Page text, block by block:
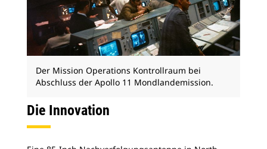
Der Mission Operations Kontrollraum bei
Abschluss der Apollo 11 Mondlandemission.
Die Innovation